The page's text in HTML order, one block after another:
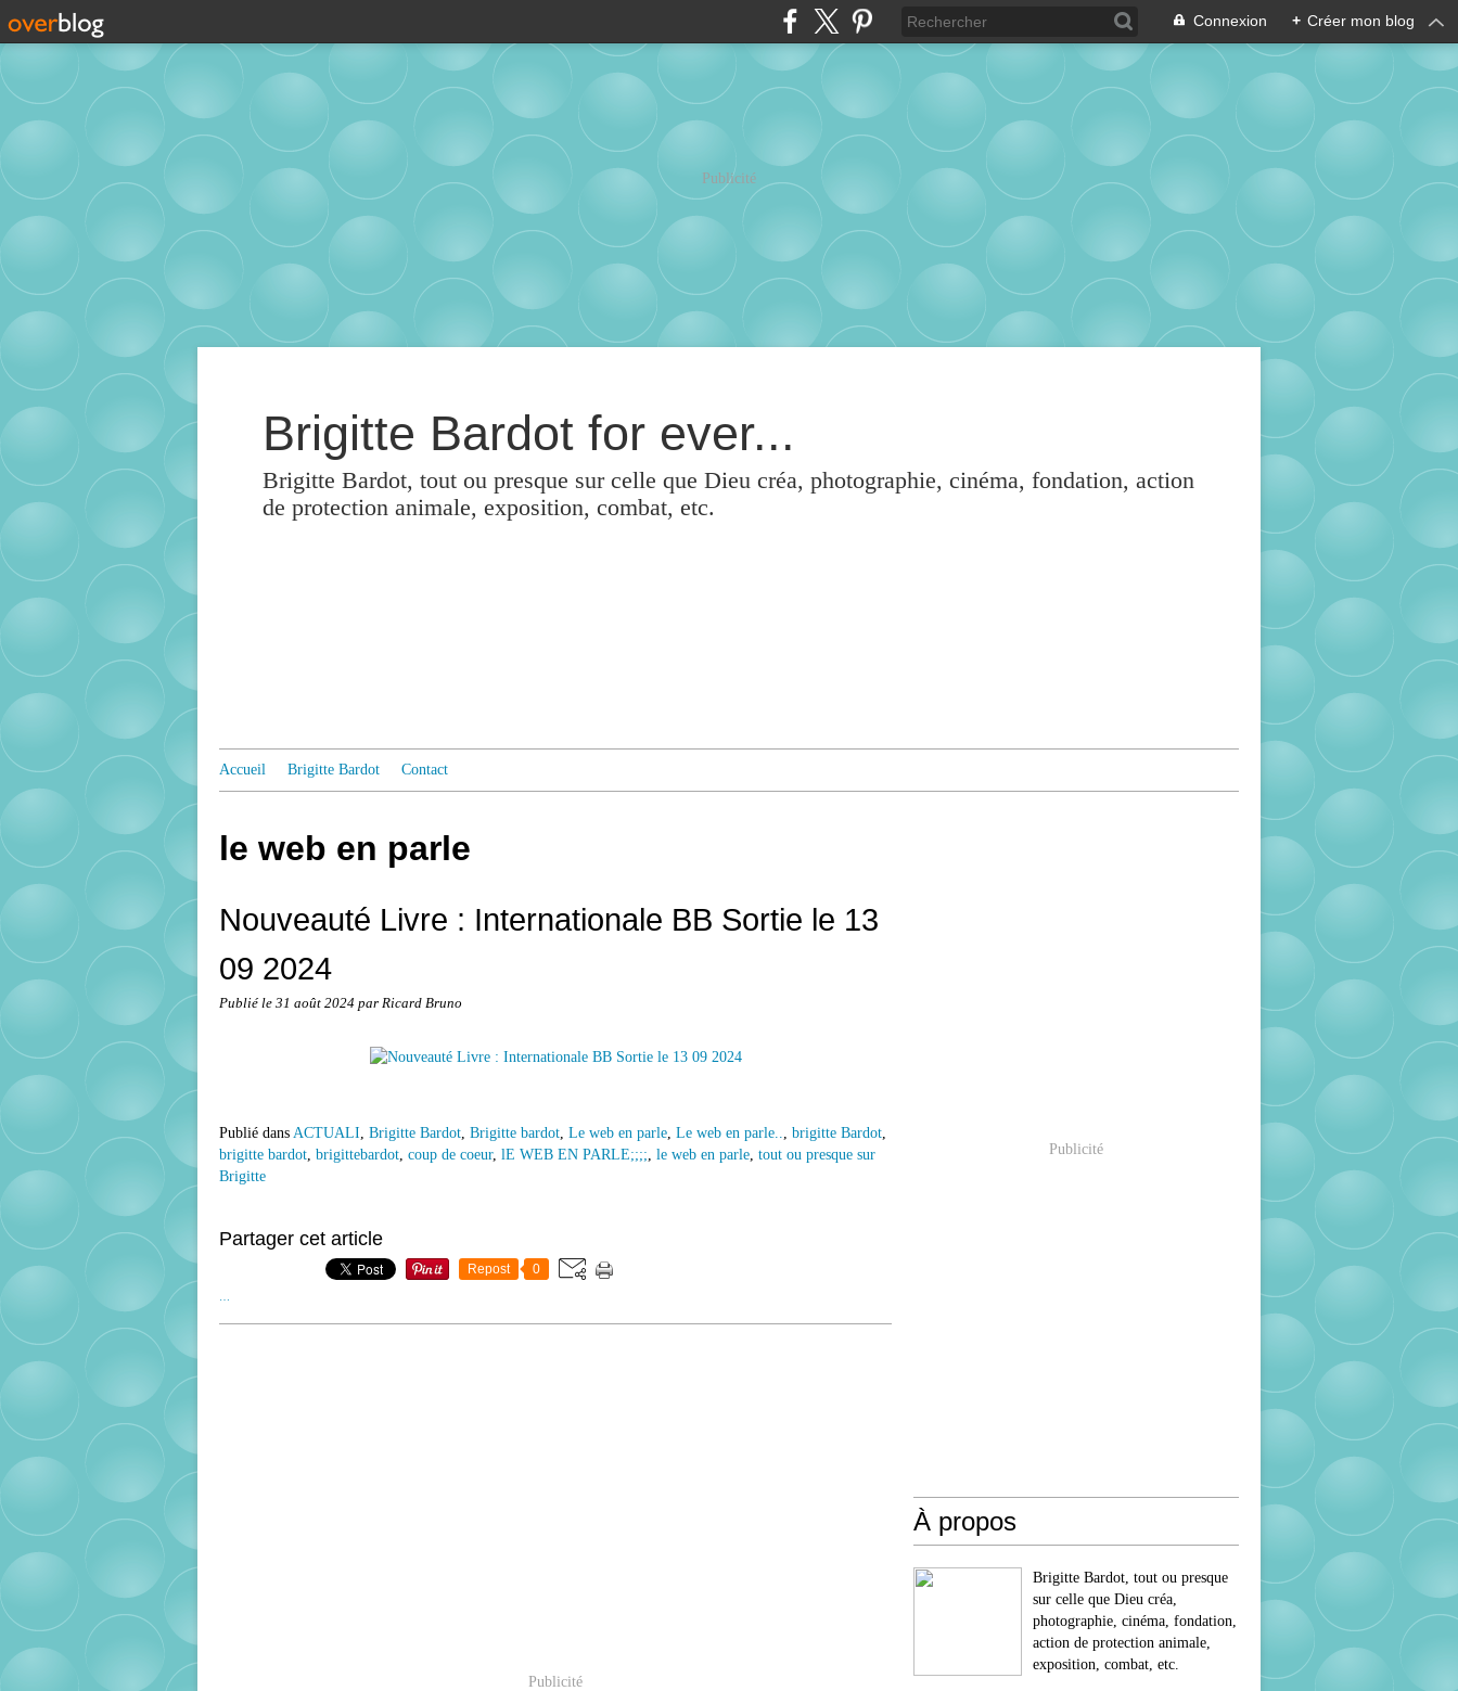
Connexion + Créer mon blog
Publicité
Brigitte Bardot for ever...
Brigitte Bardot, tout ou presque sur celle que Dieu créa, photographie, cinéma, fondation, action
de protection animale, exposition, combat, etc.
Accueil Brigitte Bardot Contact
le web en parle
Nouveauté Livre : Internationale BB Sortie le 13
09 2024
Publié le 31 août 2024 par Ricard Bruno
Publié dans ACTUALI, Brigitte Bardot, Brigitte bardot, Le web en parle, Le web en parle.., brigitte Bardot,
brigitte bardot, brigittebardot, coup de coeur, lE WEB EN PARLE;;;;, le web en parle, tout ou presque sur
Brigitte
Partager cet article
Repost 0
Publicité
Publicité
À propos
Brigitte Bardot, tout ou presque
sur celle que Dieu créa,
photographie, cinéma, fondation,
action de protection animale,
exposition, combat, etc.